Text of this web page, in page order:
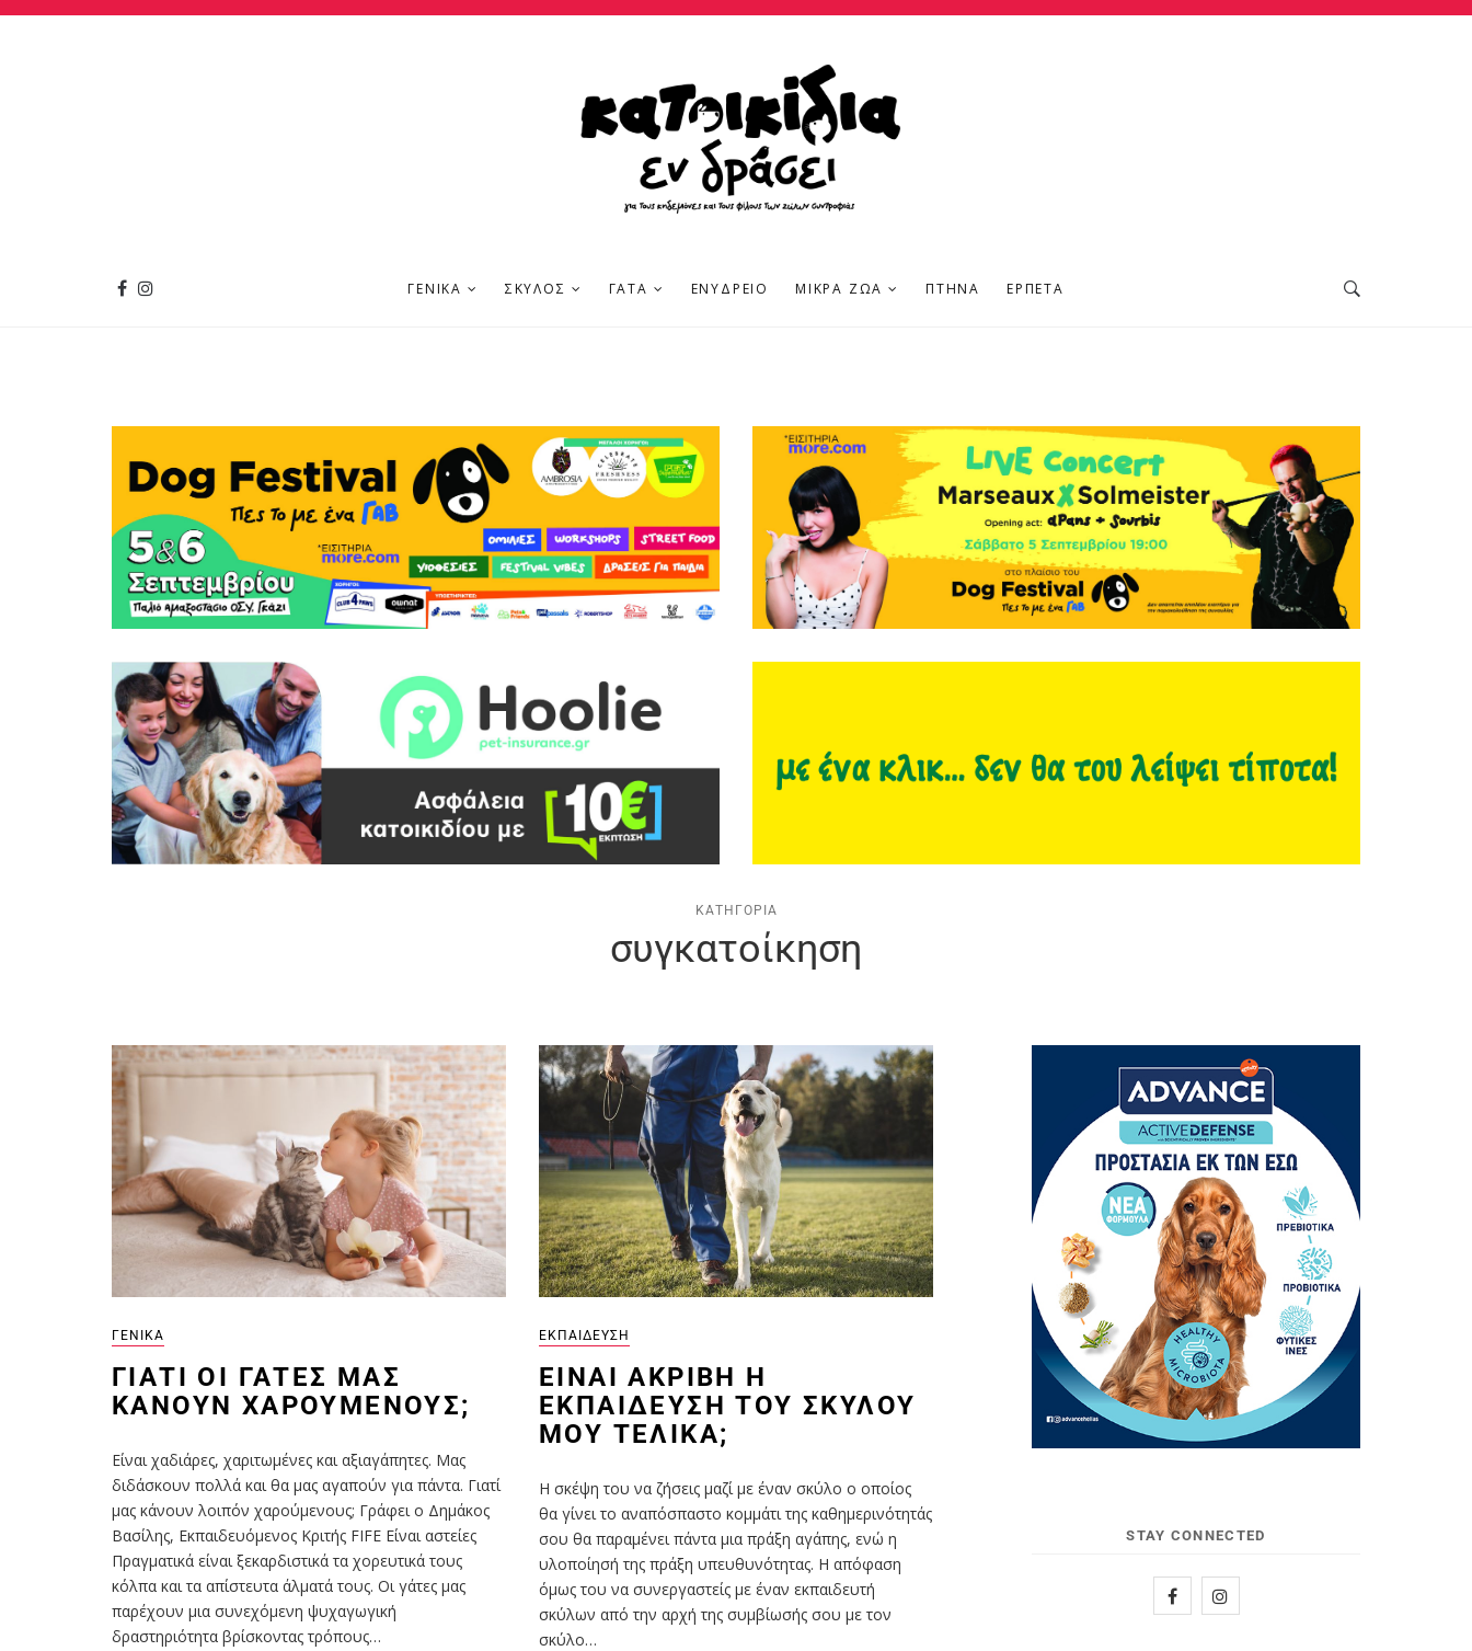
ΓΕΝΙΚΆ ΣΚΎΛΟΣ ΓΆΤΑ ΕΝΥΔΡΕΊΟ ΜΙΚΡΆ ΖΏΑ ΠΤΗΝΆ ΕΡΠΕΤΆ
ΚΑΤΗΓΟΡΊΑ
συγκατοίκηση
ΓΕΝΙΚΆ
ΓΙΑΤΊ ΟΙ ΓΆΤΕΣ ΜΑΣ
ΚΆΝΟΥΝ ΧΑΡΟΎΜΕΝΟΥΣ;
Είναι χαδιάρες, χαριτωμένες και αξιαγάπητες. Μας
διδάσκουν πολλά και θα μας αγαπούν για πάντα. Γιατί
μας κάνουν λοιπόν χαρούμενους; Γράφει ο Δημάκος
Βασίλης, Εκπαιδευόμενος Κριτής FIFE Είναι αστείες
Πραγματικά είναι ξεκαρδιστικά τα χορευτικά τους
κόλπα και τα απίστευτα άλματά τους. Οι γάτες μας
παρέχουν μια συνεχόμενη ψυχαγωγική
δραστηριότητα βρίσκοντας τρόπους…
ΕΚΠΑΊΔΕΥΣΗ
EΊΝΑΙ ΑΚΡΙΒΉ Η
ΕΚΠΑΊΔΕΥΣΗ ΤΟΥ ΣΚΎΛΟΥ
ΜΟΥ ΤΕΛΙΚΆ;
Η σκέψη του να ζήσεις μαζί με έναν σκύλο ο οποίος
θα γίνει το αναπόσπαστο κομμάτι της καθημερινότητάς
σου θα παραμένει πάντα μια πράξη αγάπης, ενώ η
υλοποίησή της πράξη υπευθυνότητας. Η απόφαση
όμως του να συνεργαστείς με έναν εκπαιδευτή
σκύλων από την αρχή της συμβίωσής σου με τον
σκύλο…
STAY CONNECTED